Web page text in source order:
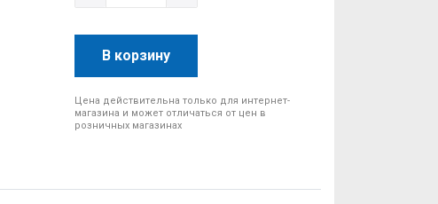
В корзину
Цена действительна только для интернет-
магазина и может отличаться от цен в
розничных магазинах